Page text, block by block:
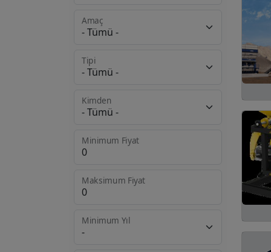
Ambalaj Makinaları 303
Elektrik ve Enerji
Makinaları
Ürünler
Ürünleri
Ürünleri
Amaç
Tipi
Kimden
Minimum Fiyat
Maksimum Fiyat
Minimum Yıl